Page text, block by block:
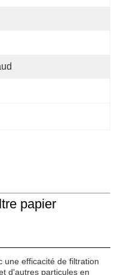
papier
une efficacité de filtration
d'autres particules en